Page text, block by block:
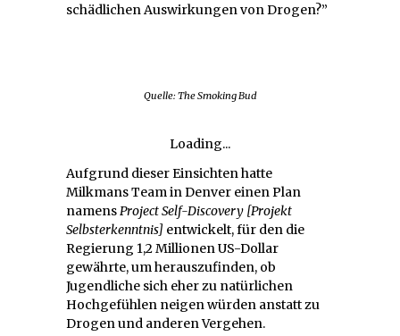
schädlichen Auswirkungen von Drogen?”
Quelle: The Smoking Bud
Loading...
Aufgrund dieser Einsichten hatte
Milkmans Team in Denver einen Plan
namensProject Self-Discovery [Projekt
Selbsterkenntnis] entwickelt, für den die
Regierung 1,2 Millionen US-Dollar
gewährte, um herauszufinden, ob
Jugendliche sich eher zu natürlichen
Hochgefühlen neigen würden anstatt zu
Drogen und anderen Vergehen.